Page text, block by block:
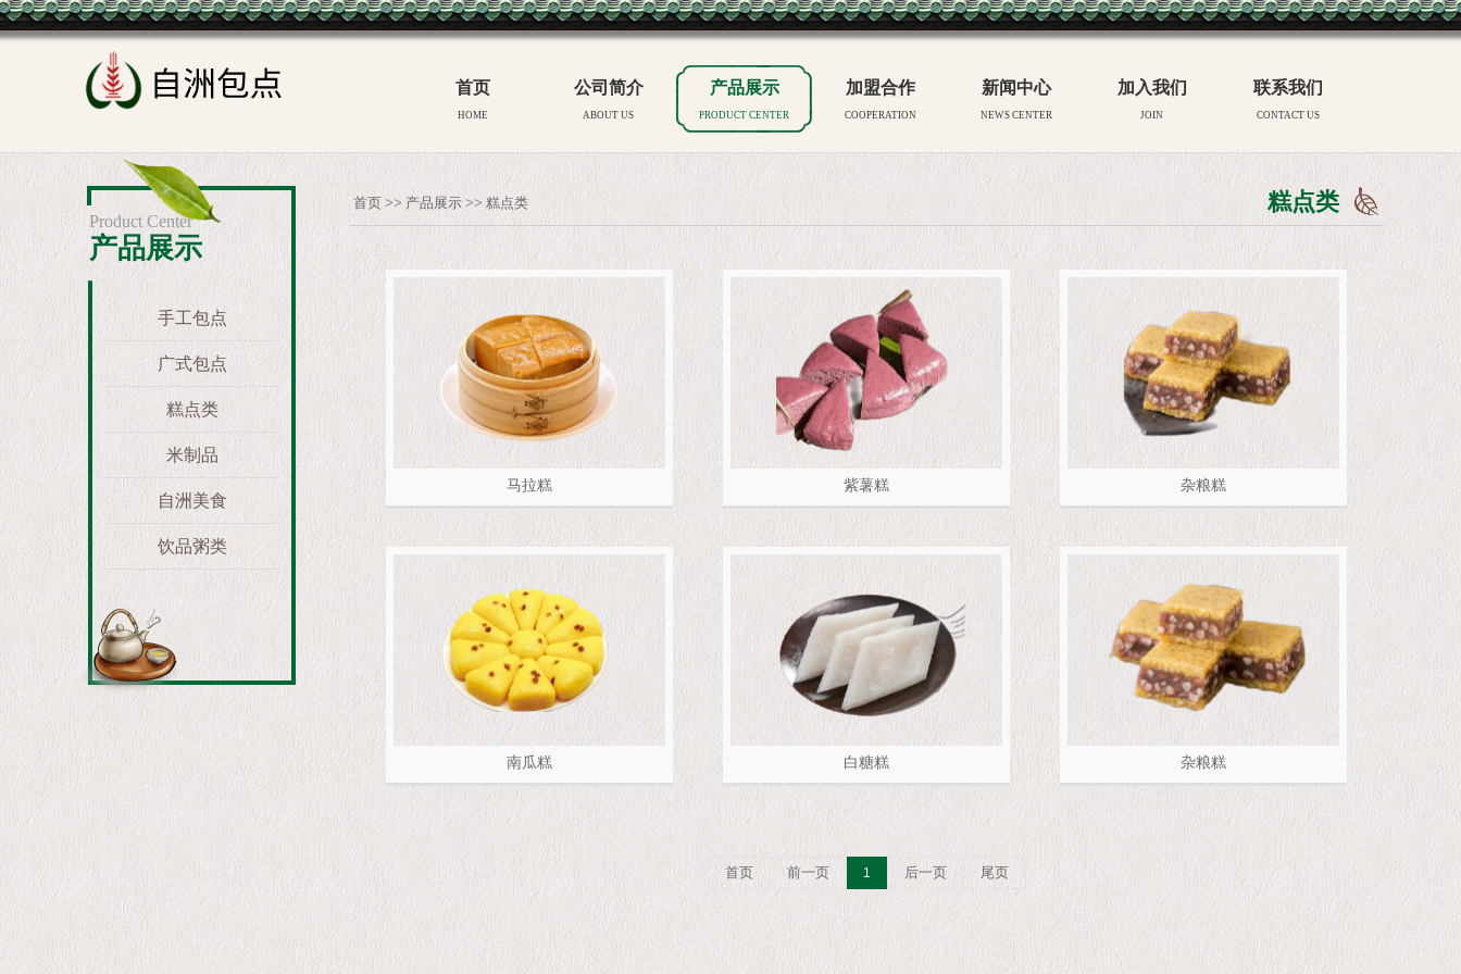
首页
HOME
公司简介
ABOUT US
产品展示
PRODUCT CENTER
加盟合作
COOPERATION
新闻中心
NEWS CENTER
加入我们
JOIN
联系我们
CONTACT US
Product Center
产品展示
手工包点
广式包点
糕点类
米制品
自洲美食
饮品粥类
首页 >> 产品展示 >> 糕点类 糕点类
马拉糕 紫薯糕 杂粮糕
南瓜糕 白糖糕 杂粮糕
首页 前一页 1 后一页 尾页